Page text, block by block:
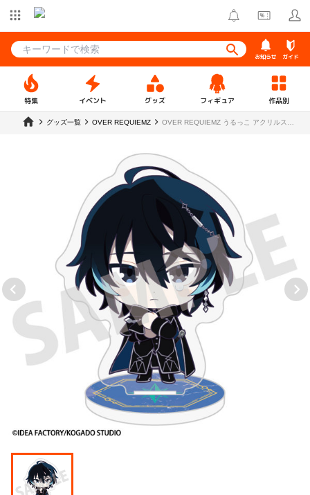
お知らせ ガイド
特集 イベント グッズ フィギュア 作品別
グッズ一覧 OVER REQUIEMZ
OVER REQUIEMZ うるっこ アクリルスタ